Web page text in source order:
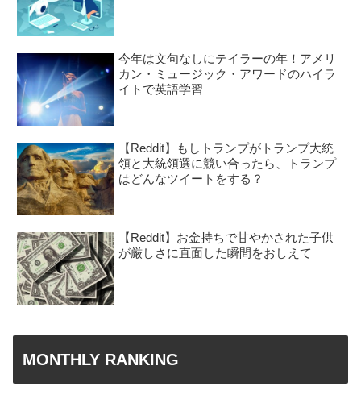
今年は文句なしにテイラーの年！アメリ
カン・ミュージック・アワードのハイラ
イトで英語学習
【Reddit】もしトランプがトランプ大統
領と大統領選に競い合ったら、トランプ
はどんなツイートをする？
【Reddit】お金持ちで甘やかされた子供
が厳しさに直面した瞬間をおしえて
MONTHLY RANKING